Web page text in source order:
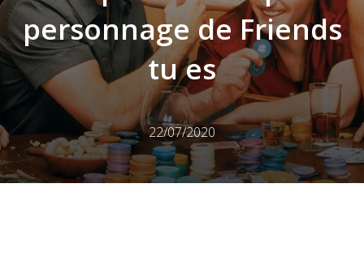
personnage de Friends
tu es
22/07/2020